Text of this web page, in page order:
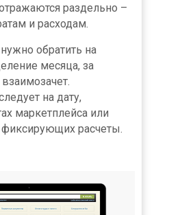
раздельно –
и расходам.
обратить на
месяца, за
на дату,
маркетплейса или
расчеты.